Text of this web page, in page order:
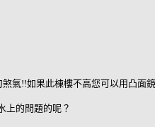
氣!!如果此棟樓不高您可以用凸
上的問題的呢？